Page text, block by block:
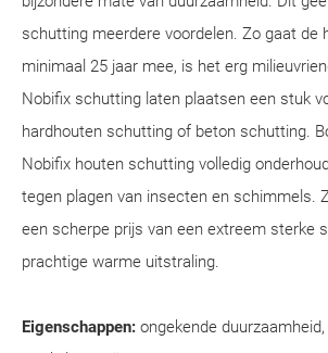
schutting meerdere voordelen. Zo gaat de
minimaal 25 jaar mee, is het erg
Nobifix schutting laten plaatsen een stuk
hardhouten schutting of beton schutting.
Nobifix houten schutting volledig
tegen plagen van insecten en schimmels.
een scherpe prijs van een extreem sterke
prachtige warme uitstraling.
Eigenschappen: ongekende